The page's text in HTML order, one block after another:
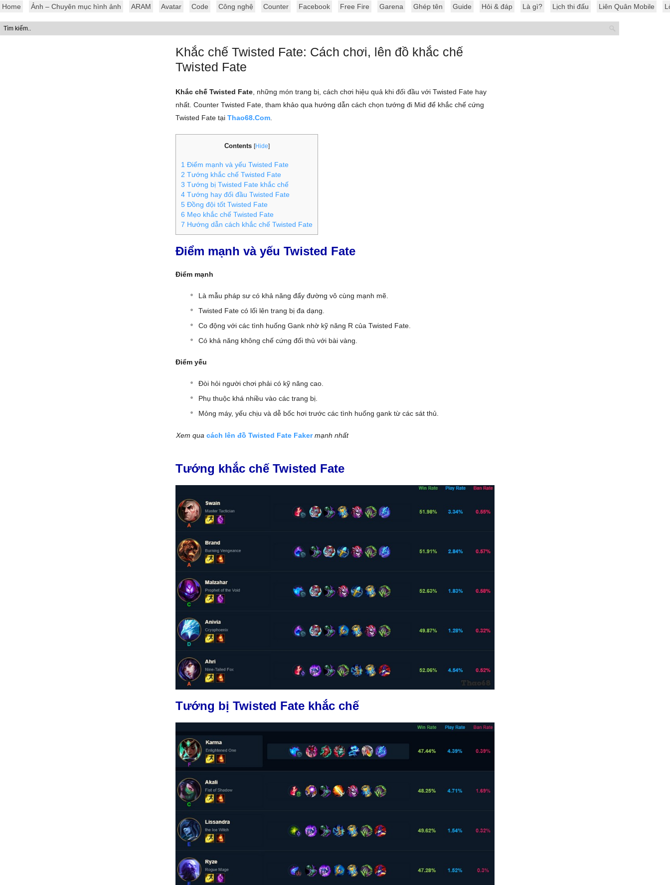
Home Ảnh – Chuyên mục hình ảnh ARAM Avatar Code Công nghệ Counter Facebook Free Fire Garena Ghép tên Guide Hỏi & đáp Là gì? Lịch thi đấu Liên Quân Mobile
Khắc chế Twisted Fate: Cách chơi, lên đồ khắc chế
Twisted Fate
Khắc chế Twisted Fate , những món trang bị, cách chơi hiệu quả khi đối đầu với Twisted Fate hay
nhất. Counter Twisted Fate, tham khảo qua hướng dẫn cách chọn tướng đi Mid để khắc chế cứng
Twisted Fate tại Thao68.Com
Contents [Hide]
1 Điểm mạnh và yếu Twisted Fate
2 Tướng khắc chế Twisted Fate
3 Tướng bị Twisted Fate khắc chế
4 Tướng hay đối đầu Twisted Fate
5 Đồng đội tốt Twisted Fate
6 Mẹo khắc chế Twisted Fate
7 Hướng dẫn cách khắc chế Twisted Fate
Điểm mạnh và yếu Twisted Fate
Điểm mạnh
Là mẫu pháp sư có khả năng đẩy đường vô cùng mạnh mẽ.
Twisted Fate có lối lên trang bị đa dạng.
Co động với các tình huống Gank nhờ kỹ năng R của Twisted Fate.
Có khả năng không chế cứng đối thủ với bài vàng.
Điểm yếu
Đòi hỏi người chơi phải có kỹ năng cao.
Phụ thuộc khá nhiều vào các trang bị.
Mỏng máy, yếu chịu và dễ bốc hơi trước các tình huống gank từ các sát thủ.
Xem qua cách lên đồ Twisted Fate Fakermạnh nhất
Tướng khắc chế Twisted Fate
Tướng bị Twisted Fate khắc chế